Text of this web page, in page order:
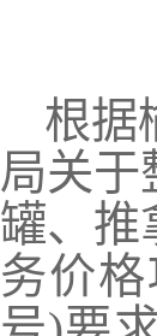
根据
局关于
罐、推
务价